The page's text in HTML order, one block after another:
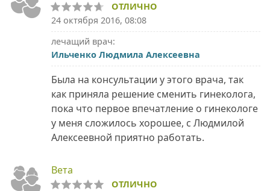
ОТЛИЧНО
24 октября 2016, 08:08
лечащий врач:
Ильченко Людмила Алексеевна
Была на консультации у этого врача, так
как приняла решение сменить гинеколога,
пока что первое впечатление о гинекологе
у меня сложилось хорошее, с Людмилой
Алексеевной приятно работать.
Вета
ОТЛИЧНО